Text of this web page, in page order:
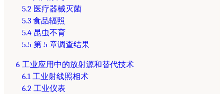
5.2 医疗器械灭菌
5.3 食品辐照
5.4 昆虫不育
5.5 第 5 章调查结果
6 工业应用中的放射源和替代技术
6.1 工业射线照相术
6.2 工业仪表